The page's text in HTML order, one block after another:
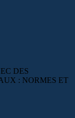
DES
: NORMES ET